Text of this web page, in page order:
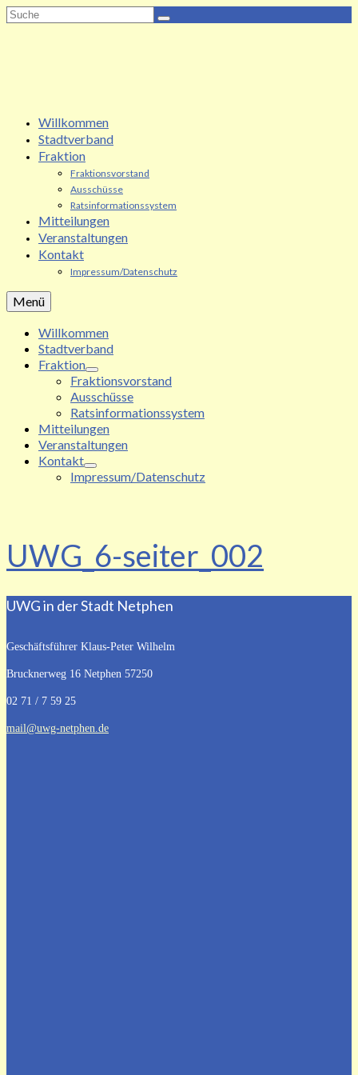
Suche
Willkommen
Stadtverband
Fraktion
Fraktionsvorstand
Ausschüsse
Ratsinformationssystem
Mitteilungen
Veranstaltungen
Kontakt
Impressum/Datenschutz
Menü
Willkommen
Stadtverband
Fraktion
Fraktionsvorstand
Ausschüsse
Ratsinformationssystem
Mitteilungen
Veranstaltungen
Kontakt
Impressum/Datenschutz
UWG_6-seiter_002
UWG in der Stadt Netphen
Geschäftsführer Klaus-Peter Wilhelm
Brucknerweg 16 Netphen 57250
02 71 / 7 59 25
mail@uwg-netphen.de